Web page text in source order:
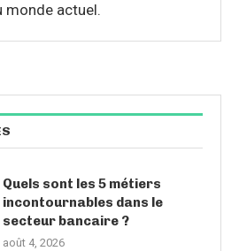
monde actuel.
Quels sont les 5 métiers
incontournables dans le
secteur bancaire ?
août 4, 2026